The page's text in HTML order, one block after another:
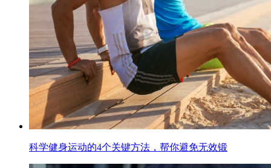
科学健身运动的4个关键方法，帮你避免无效锻